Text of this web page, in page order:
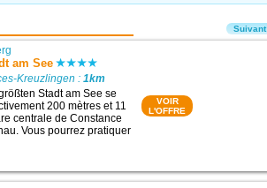
am See
Kreuzlingen :1km
Stadt am See se
200 mètres et 11
centrale de Constance
Vous pourrez pratiquer
VOIR
L'OFFRE
Suivant